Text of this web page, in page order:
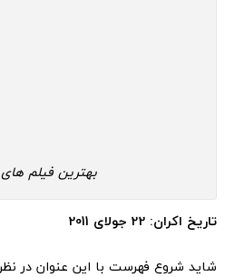
بهترین فیلم
تاریخ اکران: 22 جولای 2011
شاید شروع فهرست با این عنوان در